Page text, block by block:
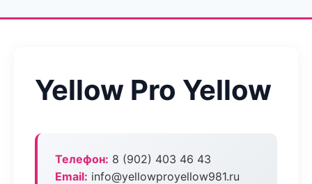
Yellow Pro Yellow
Телефон: 8 (902) 403 46 43
Email: info@yellowproyellow981.ru